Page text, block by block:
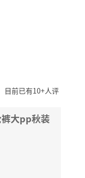
目前已有10+人评
大pp秋装